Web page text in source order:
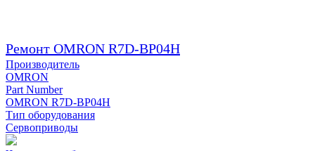
Ремонт OMRON R7D-BP04H
Производитель
OMRON
Part Number
OMRON R7D-BP04H
Тип оборудования
Сервоприводы